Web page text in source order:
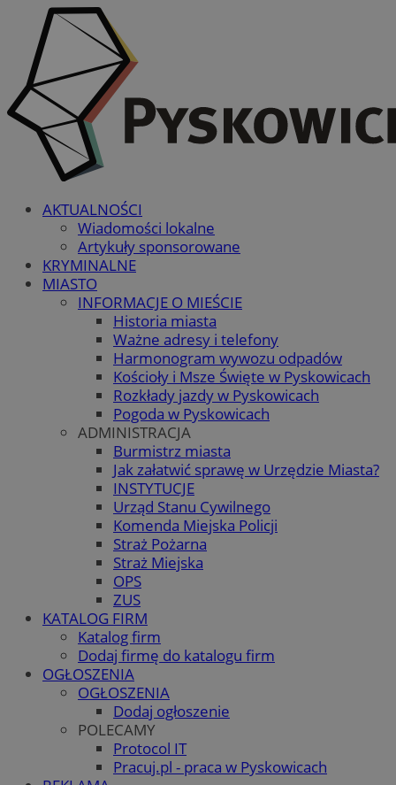
AKTUALNOŚCI
Wiadomości lokalne
Artykuły sponsorowane
KRYMINALNE
MIASTO
INFORMACJE O MIEŚCIE
Historia miasta
Ważne adresy i telefony
Harmonogram wywozu odpadów
Kościoły i Msze Święte w Pyskowicach
Rozkłady jazdy w Pyskowicach
Pogoda w Pyskowicach
ADMINISTRACJA
Burmistrz miasta
Jak załatwić sprawę w Urzędzie Miasta?
INSTYTUCJE
Urząd Stanu Cywilnego
Komenda Miejska Policji
Straż Pożarna
Straż Miejska
OPS
ZUS
KATALOG FIRM
Katalog firm
Dodaj firmę do katalogu firm
OGŁOSZENIA
OGŁOSZENIA
Dodaj ogłoszenie
POLECAMY
Protocol IT
Pracuj.pl - praca w Pyskowicach